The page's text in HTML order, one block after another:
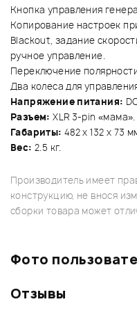
Кнопка управления
Копирование настроек
Blackout, задание
ручное управление.
Переключение
Два колеса для
Напряжение питания:
Pазъем: XLR 3-pin «мама».
Габариты: 482 х 132 х 73
Вес: 2.5 кг.
Производитель имеет
конструкцию, не внося
сборки товара может
Фото
Загрузите свои
Отзывы